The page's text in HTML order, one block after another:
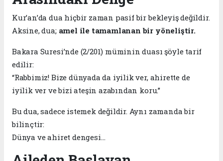
Kur’an’da dua hiçbir zaman pasif bir bekleyiş değildir.
Aksine, dua; amel ile tamamlanan bir yöneliştir.
Bakara Suresi’nde (2/201) müminin duası şöyle tarif
edilir:
“Rabbimiz! Bize dünyada da iyilik ver, ahirette de
iyilik ver ve bizi ateşin azabından koru.”
Bu dua, sadece istemek değildir. Aynı zamanda bir
bilinçtir:
Dünya ve ahiret dengesi…